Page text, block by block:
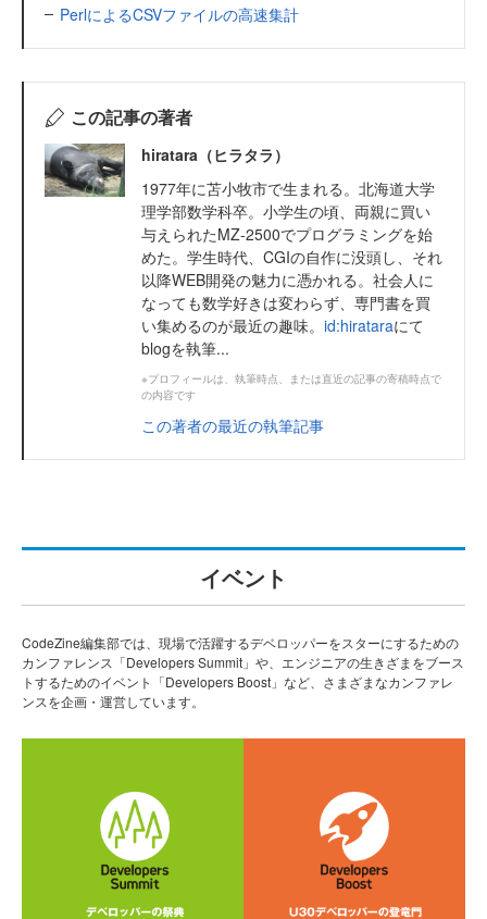
PerlによるCSVファイルの高速集計
この記事の著者
hiratara（ヒラタラ）
1977年に苫小牧市で生まれる。北海道大学
理学部数学科卒。小学生の頃、両親に買い
与えられたMZ-2500でプログラミングを始
めた。学生時代、CGIの自作に没頭し、それ
以降WEB開発の魅力に憑かれる。社会人に
なっても数学好きは変わらず、専門書を買
い集めるのが最近の趣味。 id:hirataraにて
blogを執筆...
※プロフィールは、執筆時点、または直近の記事の寄稿時点で
の内容です
この著者の最近の執筆記事
イベント
CodeZine編集部では、現場で活躍するデベロッパーをスターにするための
カンファレンス「Developers Summit」や、エンジニアの生きざまをブース
トするためのイベント「Developers Boost」など、さまざまなカンファレ
ンスを企画・運営しています。